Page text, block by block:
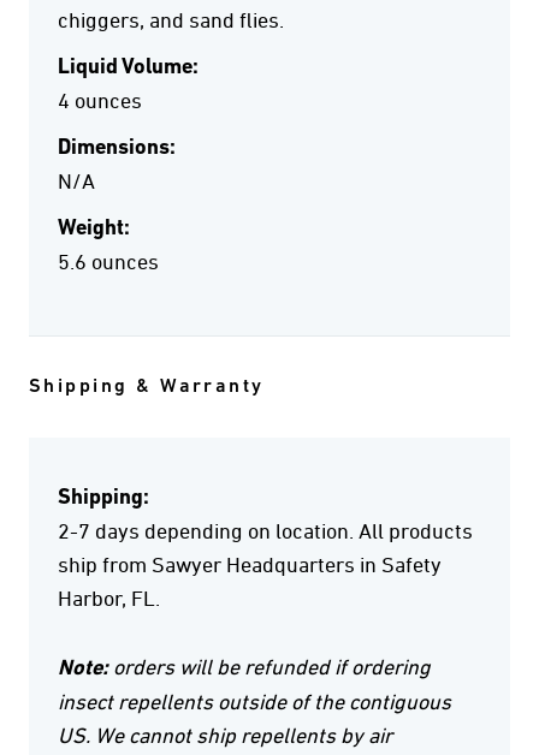
chiggers, and sand flies.
Liquid Volume:
4 ounces
Dimensions:
N/A
Weight:
5.6 ounces
Shipping & Warranty
Shipping:
2-7 days depending on location. All products
ship from Sawyer Headquarters in Safety
Harbor, FL.
Note: orders will be refunded if ordering
insect repellents outside of the contiguous
US. We cannot ship repellents by air